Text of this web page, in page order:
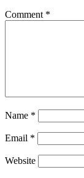
Comment *
Name *
Email *
Website